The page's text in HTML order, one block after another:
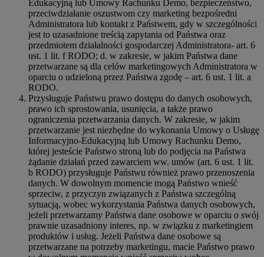
Edukacyjną lub Umowy Rachunku Demo, bezpieczeństwo,
przeciwdziałanie oszustwom czy marketing bezpośredni
Administratora lub kontakt z Państwem, gdy w szczególności
jest to uzasadnione treścią zapytania od Państwa oraz
przedmiotem działalności gospodarczej Administratora- art. 6
ust. 1 lit. f RODO; d. w zakresie, w jakim Państwa dane
przetwarzane są dla celów marketingowych Administratora w
oparciu o udzieloną przez Państwa zgodę – art. 6 ust. 1 lit. a
RODO.
Przysługuje Państwu prawo dostępu do danych osobowych,
prawo ich sprostowania, usunięcia, a także prawo
ograniczenia przetwarzania danych. W zakresie, w jakim
przetwarzanie jest niezbędne do wykonania Umowy o Usługę
Informacyjno-Edukacyjną lub Umowy Rachunku Demo,
której jesteście Państwo stroną lub do podjęcia na Państwa
żądanie działań przed zawarciem ww. umów (art. 6 ust. 1 lit.
b RODO) przysługuje Państwu również prawo przenoszenia
danych. W dowolnym momencie mogą Państwo wnieść
sprzeciw, z przyczyn związanych z Państwa szczególną
sytuacją, wobec wykorzystania Państwa danych osobowych,
jeżeli przetwarzamy Państwa dane osobowe w oparciu o swój
prawnie uzasadniony interes, np. w związku z marketingiem
produktów i usług. Jeżeli Państwa dane osobowe są
przetwarzane na potrzeby marketingu, macie Państwo prawo